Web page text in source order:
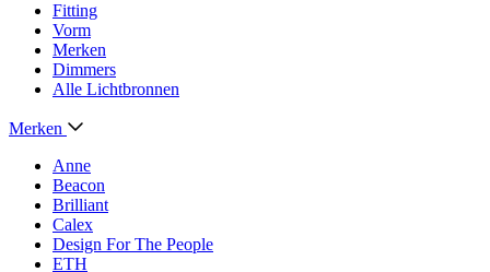
Fitting
Vorm
Merken
Dimmers
Alle Lichtbronnen
Merken
Anne
Beacon
Brilliant
Calex
Design For The People
ETH